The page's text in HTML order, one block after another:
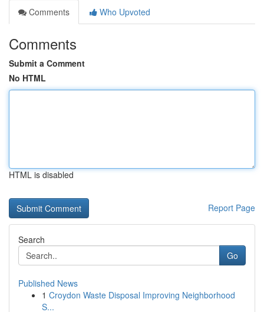
Comments
Who Upvoted
Comments
Submit a Comment
No HTML
HTML is disabled
Report Page
Search
Go
Published News
1 Croydon Waste Disposal Improving Neighborhood
S...